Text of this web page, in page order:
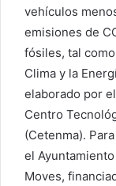
vehículos
emisiones de
fósiles, tal
Clima y la
elaborado por
Centro
(Cetenma).
el
Moves,